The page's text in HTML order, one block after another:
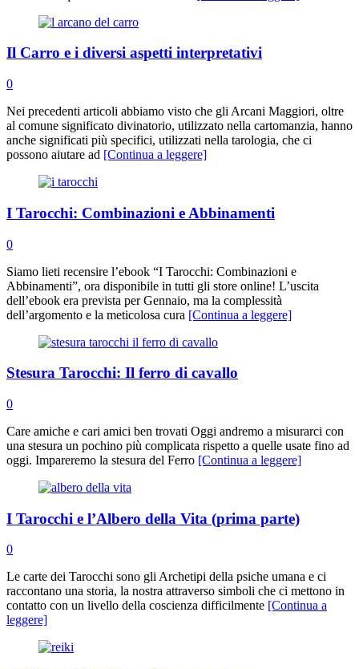
Il Carro e i diversi aspetti interpretativi
0
Nei precedenti articoli abbiamo visto che gli Arcani Maggiori, oltre
al comune significato divinatorio, utilizzato nella cartomanzia, hanno
anche significati più specifici, utilizzati nella tarologia, che ci
possono aiutare ad [Continua a leggere]
I Tarocchi: Combinazioni e Abbinamenti
0
Siamo lieti recensire l’ebook “I Tarocchi: Combinazioni e
Abbinamenti”, ora disponibile in tutti gli store online! L’uscita
dell’ebook era prevista per Gennaio, ma la complessità
dell’argomento e la meticolosa cura [Continua a leggere]
Stesura Tarocchi: Il ferro di cavallo
0
Care amiche e cari amici ben trovati Oggi andremo a misurarci con
una stesura un pochino più complicata rispetto a quelle usate fino ad
oggi. Impareremo la stesura del Ferro [Continua a leggere]
I Tarocchi e l’Albero della Vita (prima parte)
0
Le carte dei Tarocchi sono gli Archetipi della psiche umana e ci
raccontano una storia, la nostra attraverso simboli che ci mettono in
contatto con un livello della coscienza difficilmente [Continua a
leggere]